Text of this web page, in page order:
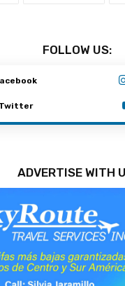
FOLLOW US:
Twitter
ADVERTISE WITH